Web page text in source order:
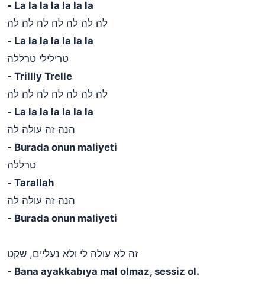
- La la la la la la la
לה לה לה לה לה לה לה
- La la la la la la la
טרילילי טרללה
- Trillly Trelle
לה לה לה לה לה לה לה
- La la la la la la la
הנה זה עולה לה
- Burada onun maliyeti
טרללה
- Tarallah
הנה זה עולה לה
- Burada onun maliyeti
זה לא עולה לי ולא נעליים, שקט
- Bana ayakkabıya mal olmaz, sessiz ol.